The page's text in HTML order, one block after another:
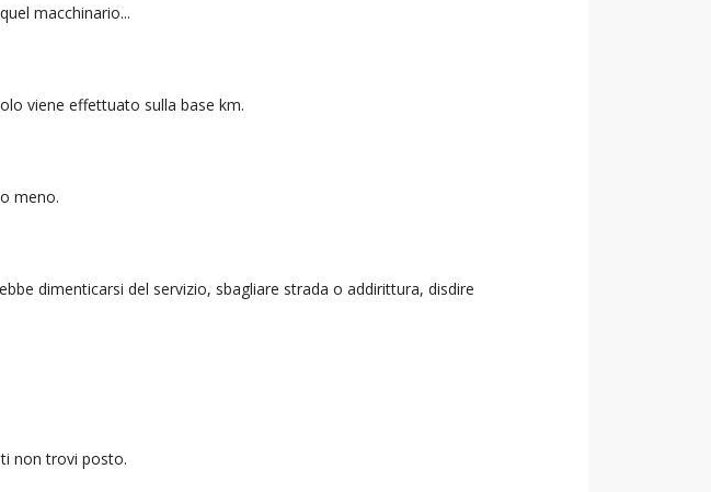
macchinario...
viene effettuato sulla base km.
meno.
dimenticarsi del servizio, sbagliare strada o addirittura, disdire
non trovi posto.